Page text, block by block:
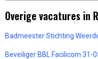
Overige vacatures in
Badmeester Stichting
Beveiliger BBL Facilicom 31-